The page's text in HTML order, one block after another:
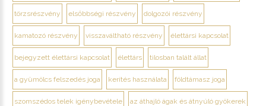
törzsrészvény elsőbbségi részvény dolgozói részvény
kamatozó részvény visszaváltható részvény élettársi kapcsolat
bejegyzett élettársi kapcsolat élettárs tilosban talált állat
a gyümölcs felszedés joga kerítés használata földtámasz joga
szomszédos telek igénybevétele az áthajló ágak és átnyúló gyökerek